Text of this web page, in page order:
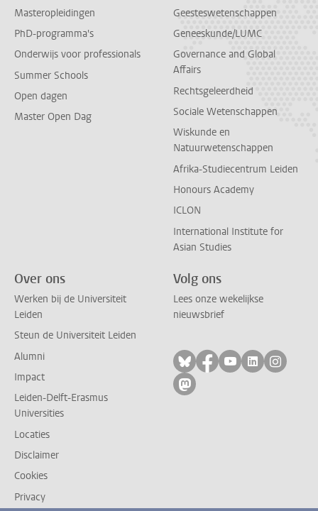
Masteropleidingen
PhD-programma's
Onderwijs voor professionals
Summer Schools
Open dagen
Master Open Dag
Geesteswetenschappen
Geneeskunde/LUMC
Governance and Global
Affairs
Rechtsgeleerdheid
Sociale Wetenschappen
Wiskunde en
Natuurwetenschappen
Afrika-Studiecentrum Leiden
Honours Academy
ICLON
International Institute for
Asian Studies
Over ons
Werken bij de Universiteit
Leiden
Steun de Universiteit Leiden
Alumni
Impact
Leiden-Delft-Erasmus
Universities
Locaties
Disclaimer
Cookies
Privacy
Volg ons
Lees onze wekelijkse
nieuwsbrief
Volg ons op bluesky
Volg ons op
Volg ons op
Volg ons
Volg
Volg ons op mastodon